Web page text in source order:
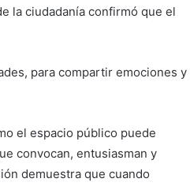
la ciudadanía confirmó que el
para compartir emociones y
el espacio público puede
convocan, entusiasman y
demuestra que cuando